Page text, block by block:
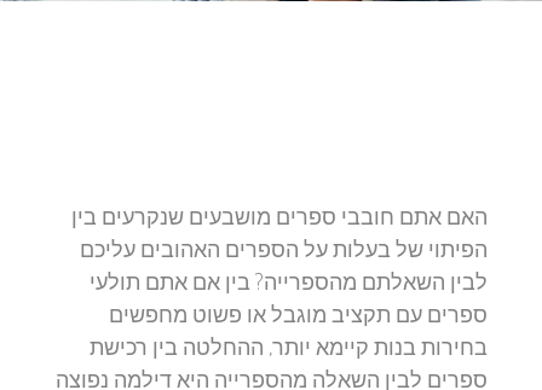
האם אתם חובבי ספרים מושבעים שנקרעים בין
הפיתוי של בעלות על הספרים האהובים עליכם
לבין השאלתם מהספרייה? בין אם אתם תולעי
ספרים עם תקציב מוגבל או פשוט מחפשים
בחירות בנות קיימא יותר, ההחלטה בין רכישת
ספרים לבין השאלה מהספרייה היא דילמה נפוצה